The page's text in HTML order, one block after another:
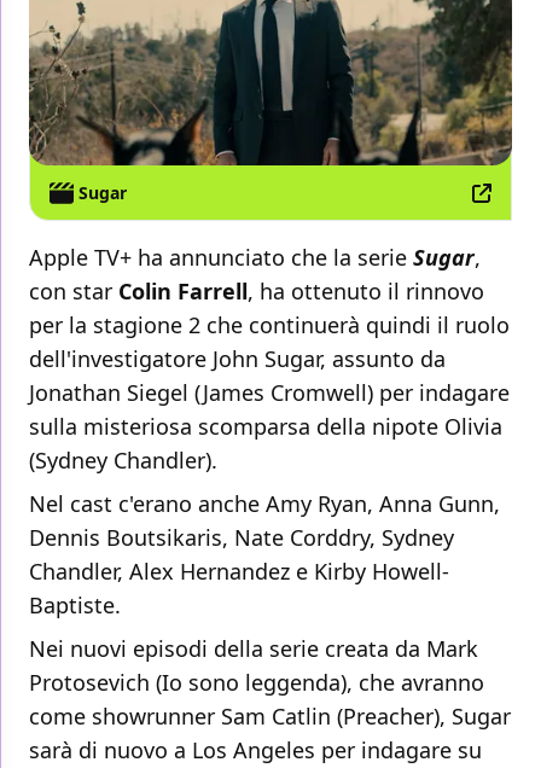
Sugar
Apple TV+ ha annunciato che la serie Sugar,
con star Colin Farrell, ha ottenuto il rinnovo
per la stagione 2 che continuerà quindi il ruolo
dell'investigatore John Sugar, assunto da
Jonathan Siegel (James Cromwell) per indagare
sulla misteriosa scomparsa della nipote Olivia
(Sydney Chandler).
Nel cast c'erano anche Amy Ryan, Anna Gunn,
Dennis Boutsikaris, Nate Corddry, Sydney
Chandler, Alex Hernandez e Kirby Howell-
Baptiste.
Nei nuovi episodi della serie creata da Mark
Protosevich (Io sono leggenda), che avranno
come showrunner Sam Catlin (Preacher), Sugar
sarà di nuovo a Los Angeles per indagare su